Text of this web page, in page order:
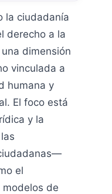
la ciudadanía
derecho a la
dimensión
vinculada a
humana y
El foco está
y la
el
de